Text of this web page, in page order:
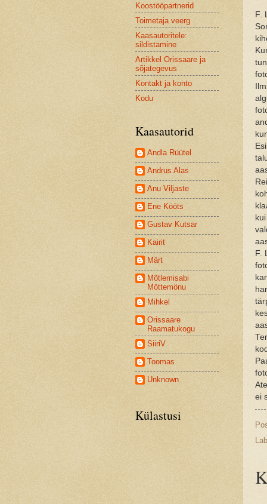
F.
F.
ei
Koostööpartnerid
Toimetaja veerg
Kaasautoritele:
sildistamine
Artikkel Orissaare ja
sõjategevus
Kontakt ja konto
Kodu
Kaasautorid
Andla Rüütel
Andrus Alas
Anu Viljaste
Ene Kööts
Gustav Kutsar
Kairit
Märt
Mõtlemisabi
Möttemönu
Mihkel
Orissaare
Raamatukogu
SiiriV
Toomas
Unknown
Külastusi